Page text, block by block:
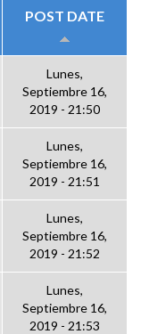
POST DATE
Lunes,
Septiembre 16,
2019 - 21:50
Lunes,
Septiembre 16,
2019 - 21:51
Lunes,
Septiembre 16,
2019 - 21:52
Lunes,
Septiembre 16,
2019 - 21:53